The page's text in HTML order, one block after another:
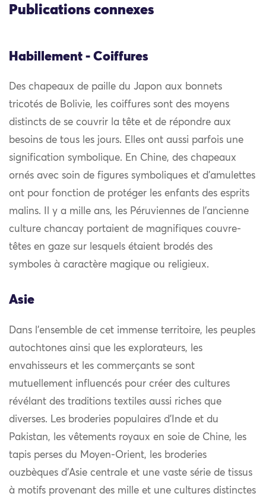
Publications connexes
Habillement - Coiffures
Des chapeaux de paille du Japon aux bonnets
tricotés de Bolivie, les coiffures sont des moyens
distincts de se couvrir la tête et de répondre aux
besoins de tous les jours. Elles ont aussi parfois une
signification symbolique. En Chine, des chapeaux
ornés avec soin de figures symboliques et d’amulettes
ont pour fonction de protéger les enfants des esprits
malins. Il y a mille ans, les Péruviennes de l’ancienne
culture chancay portaient de magnifiques couvre-
têtes en gaze sur lesquels étaient brodés des
symboles à caractère magique ou religieux.
Asie
Dans l’ensemble de cet immense territoire, les peuples
autochtones ainsi que les explorateurs, les
envahisseurs et les commerçants se sont
mutuellement influencés pour créer des cultures
révélant des traditions textiles aussi riches que
diverses. Les broderies populaires d’Inde et du
Pakistan, les vêtements royaux en soie de Chine, les
tapis perses du Moyen-Orient, les broderies
ouzbèques d’Asie centrale et une vaste série de tissus
à motifs provenant des mille et une cultures distinctes